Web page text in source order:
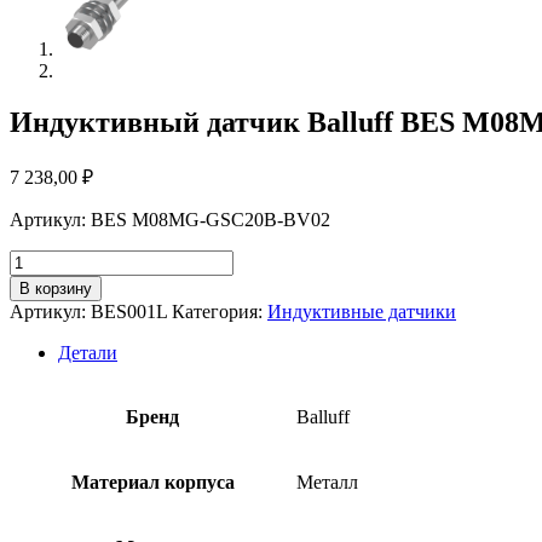
Индуктивный датчик Balluff BES
7 238,00 ₽
Артикул: BES M08MG-GSC20B-BV02
Количество
товара
Индуктивный
датчик
Balluff
В корзину
Артикул: BES001L Категория: Индуктивные датчики
Детали
Бренд Balluff
Материал корпуса Металл